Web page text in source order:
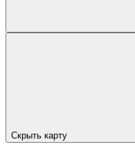
Скрыть карту